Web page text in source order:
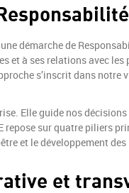
démarche de
et à ses relations avec
s’inscrit dans
Elle guide nos
repose sur quatre piliers
et le développement des
et